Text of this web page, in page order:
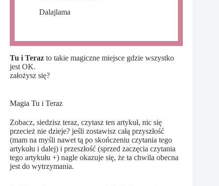
Dalajlama
Tu i Teraz to takie magiczne miejsce gdzie wszystko
jest OK.
założysz się?
Magia Tu i Teraz
Zobacz, siedzisz teraz, czytasz ten artykuł, nic się
przecież nie dzieje? jeśli zostawisz całą przyszłość
(mam na myśli nawet tą po skończeniu czytania tego
artykułu i dalej) i przeszłość (sprzed zaczęcia czytania
tego artykułu +) nagle okazuje się, że ta chwila obecna
jest do wytrzymania.